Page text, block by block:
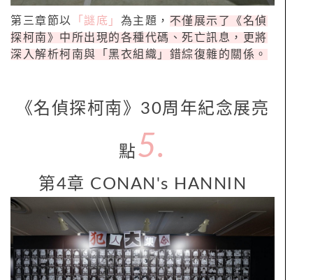
第三章節以 「謎底」 為主題， 不僅展示了《名偵
探柯南》中所出現的各種代碼、死亡訊息，更將
深入解析柯南與「黑衣組織」錯綜復雜的關係。
《名偵探柯南》30周年紀念展亮
點 5.
第4章 CONAN's HANNIN